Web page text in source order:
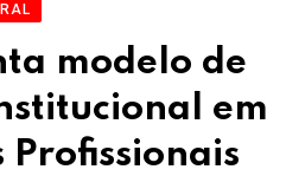
modelo de
em
Profissionais